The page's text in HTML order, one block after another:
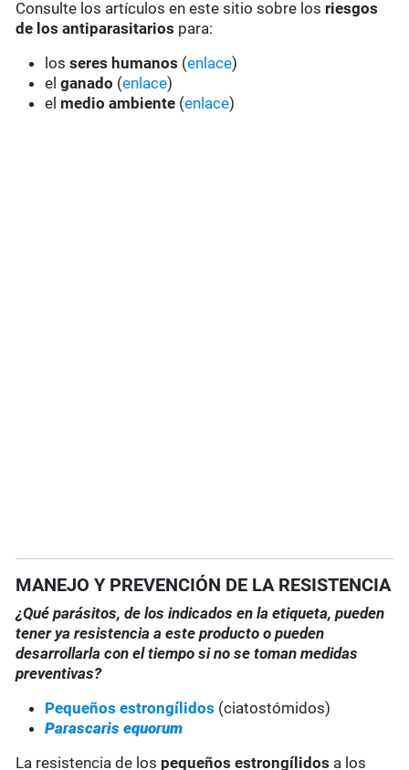
Consulte los artículos en este sitio sobre los riesgos
de los antiparasitarios para:
losseres humanos (enlace)
elganado (enlace)
el medio ambiente (enlace)
MANEJO Y PREVENCIÓN DE LA RESISTENCIA
¿Qué parásitos, de los indicados en la etiqueta, pueden
tener ya resistencia a este producto o pueden
desarrollarla con el tiempo si no se toman medidas
preventivas?
Pequeños estrongílidos (ciatostómidos)
Parascaris equorum
La resistencia de los pequeños estrongílidos a los